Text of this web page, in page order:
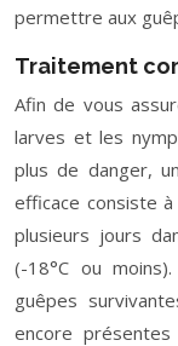
permettre aux
Traitement
Afin de vous
larves et les
plus de danger,
efficace consiste
plusieurs jours
(-18°C ou
guêpes
encore